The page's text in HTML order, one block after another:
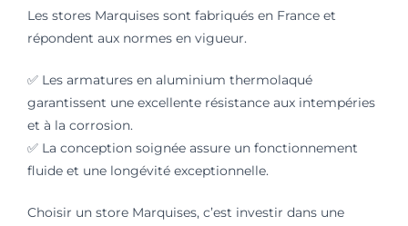
Les stores Marquises sont fabriqués en France et
répondent aux normes en vigueur.
✅ Les armatures en aluminium thermolaqué
garantissent une excellente résistance aux intempéries
et à la corrosion.
✅ La conception soignée assure un fonctionnement
fluide et une longévité exceptionnelle.
Choisir un store Marquises, c’est investir dans une